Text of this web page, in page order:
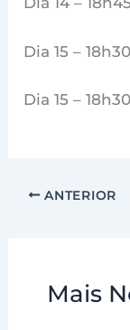
Dia 15 –
Dia 15 –
ANTERIOR
Mais